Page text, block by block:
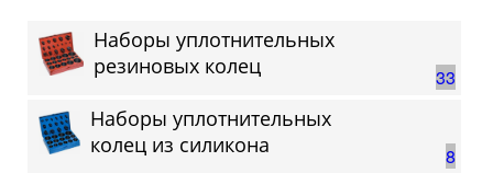
33
Наборы уплотнительных
резиновых колец
8
Наборы уплотнительных
колец из силикона